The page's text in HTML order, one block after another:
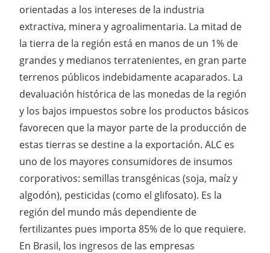
orientadas a los intereses de la industria
extractiva, minera y agroalimentaria. La mitad de
la tierra de la región está en manos de un 1% de
grandes y medianos terratenientes, en gran parte
terrenos públicos indebidamente acaparados. La
devaluación histórica de las monedas de la región
y los bajos impuestos sobre los productos básicos
favorecen que la mayor parte de la producción de
estas tierras se destine a la exportación. ALC es
uno de los mayores consumidores de insumos
corporativos: semillas transgénicas (soja, maíz y
algodón), pesticidas (como el glifosato). Es la
región del mundo más dependiente de
fertilizantes pues importa 85% de lo que requiere.
En Brasil, los ingresos de las empresas